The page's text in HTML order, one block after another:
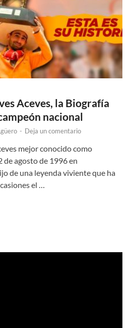
Aceves, la Biografía
nacional
- Deja un comentario
mejor conocido como
de agosto de 1996 en
de una leyenda viviente que ha
el …